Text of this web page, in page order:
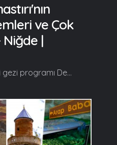
ve Çok
Niğde |
MyMecra'nın eğlenceli gezi programı Deyince'nin yeni bölüm durağı 10.000 yıl öncesine dayanan tarihiyle kadim medeniyetler şehri Niğde oluyor. Deyince, yeni bölümünde tarihi güzellikleri ve medeniyetiyle herkesi hayran bırakan Yeşilburç Klisesi, Niğde Kalesi, Alaaddin Camii, Cullaz Sokağı-Göncü Konağı, Gümüşler Manastırı, Antik Roma Havuzu, Kemerhisar Kasabası, Tyana Antik Kenti, Niğde Müzesi, Eski Saray Mahallesi, Rum Klisesi, Sungurbey Camii, Ermeni Klisesi ve Ak Medrese'nin en özel yanlarını izleyiciyle buluşturuyor... Devamı videoda... Gelin, Beraber Yürüyelim...